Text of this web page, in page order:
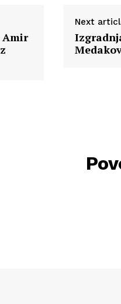
Amir
Next